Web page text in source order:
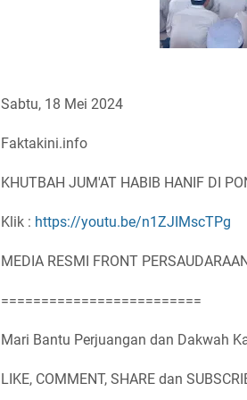
Sabtu, 18 Mei 2024
Faktakini.info
KHUTBAH JUM'AT HABIB HANIF DI
Klik : https://youtu.be/n1ZJIMscTPg
MEDIA RESMI FRONT
=========================
Mari Bantu Perjuangan dan Dakwah
LIKE, COMMENT, SHARE dan